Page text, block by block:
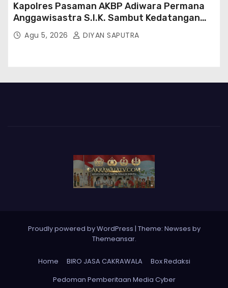
Kapolres Pasaman AKBP Adiwara Permana
Anggawisastra S.I.K. Sambut Kedatangan
Kepala Cakrawala Tv Sumatera Barat
Agu 5, 2026 DIYAN SAPUTRA
Proudly powered by WordPress | Theme: Newses by
Themeansar.
Home BIRO JASA CAKRAWALA
Box Redaksi
Pedoman Pemberitaan Media Cyber